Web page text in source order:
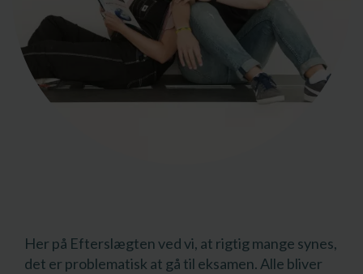
Her på Efterslægten ved vi, at rigtig mange synes,
det er problematisk at gå til eksamen. Alle bliver